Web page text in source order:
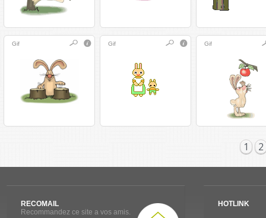
Gif Gif Gif
1 2
RECOMAIL
Recommandez ce site a vos amis.
HOTLINK